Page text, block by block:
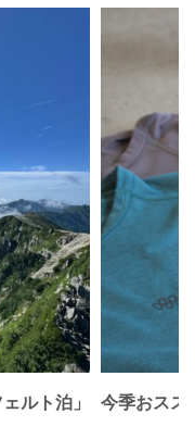
ルト泊」
今季おスス